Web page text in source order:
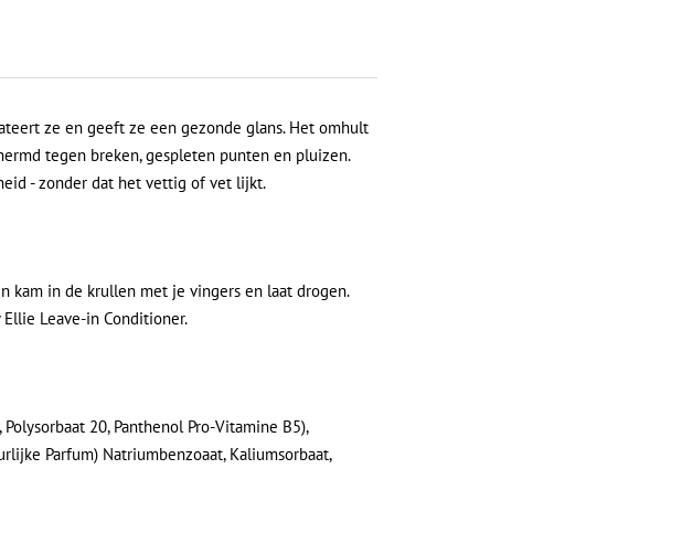
ze en geeft ze een gezonde glans. Het omhult
tegen breken, gespleten punten en pluizen.
- zonder dat het vettig of vet lijkt.
kam in de krullen met je vingers en laat drogen.
Leave-in Conditioner.
20, Panthenol Pro-Vitamine B5),
Parfum) Natriumbenzoaat, Kaliumsorbaat,